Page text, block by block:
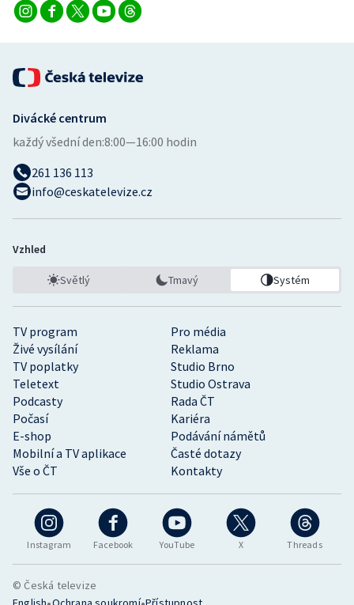
Instagram Facebook YouTube X Threads
TV program
Pro média
Živé vysílání
Reklama
TV poplatky
Studio Brno
Teletext
Studio Ostrava
Podcasty
Rada ČT
Počasí
Kariéra
E-shop
Podávání námětů
Mobilní a TV aplikace
Časté dotazy
Vše o ČT
Kontakty
Divácké centrum
každý všední den:8:00—16:00 hodin
261 136 113
info@ceskatelevize.cz
Vzhled
Světlý Tmavý Systém
© Česká televize